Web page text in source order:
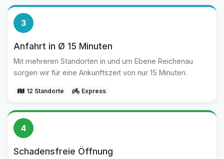
3
Anfahrt in Ø 15 Minuten
Mit mehreren Standorten in und um Ebene Reichenau
sorgen wir für eine Ankunftszeit von nur 15 Minuten.
12 Standorte Express
4
Schadensfreie Öffnung